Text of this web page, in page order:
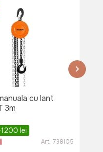
cu lant
3m
lei
Art: 738105